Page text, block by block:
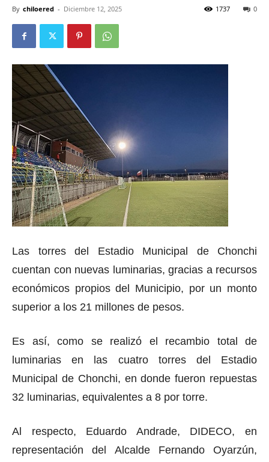
By chiloered - Diciembre 12, 2025 0
1737
Las torres del Estadio Municipal de Chonchi
cuentan con nuevas luminarias, gracias a recursos
económicos propios del Municipio, por un monto
superior a los 21 millones de pesos.
Es así, como se realizó el recambio total de
luminarias en las cuatro torres del Estadio
Municipal de Chonchi, en donde fueron repuestas
32 luminarias, equivalentes a 8 por torre.
Al respecto, Eduardo Andrade, DIDECO, en
representación del Alcalde Fernando Oyarzún,